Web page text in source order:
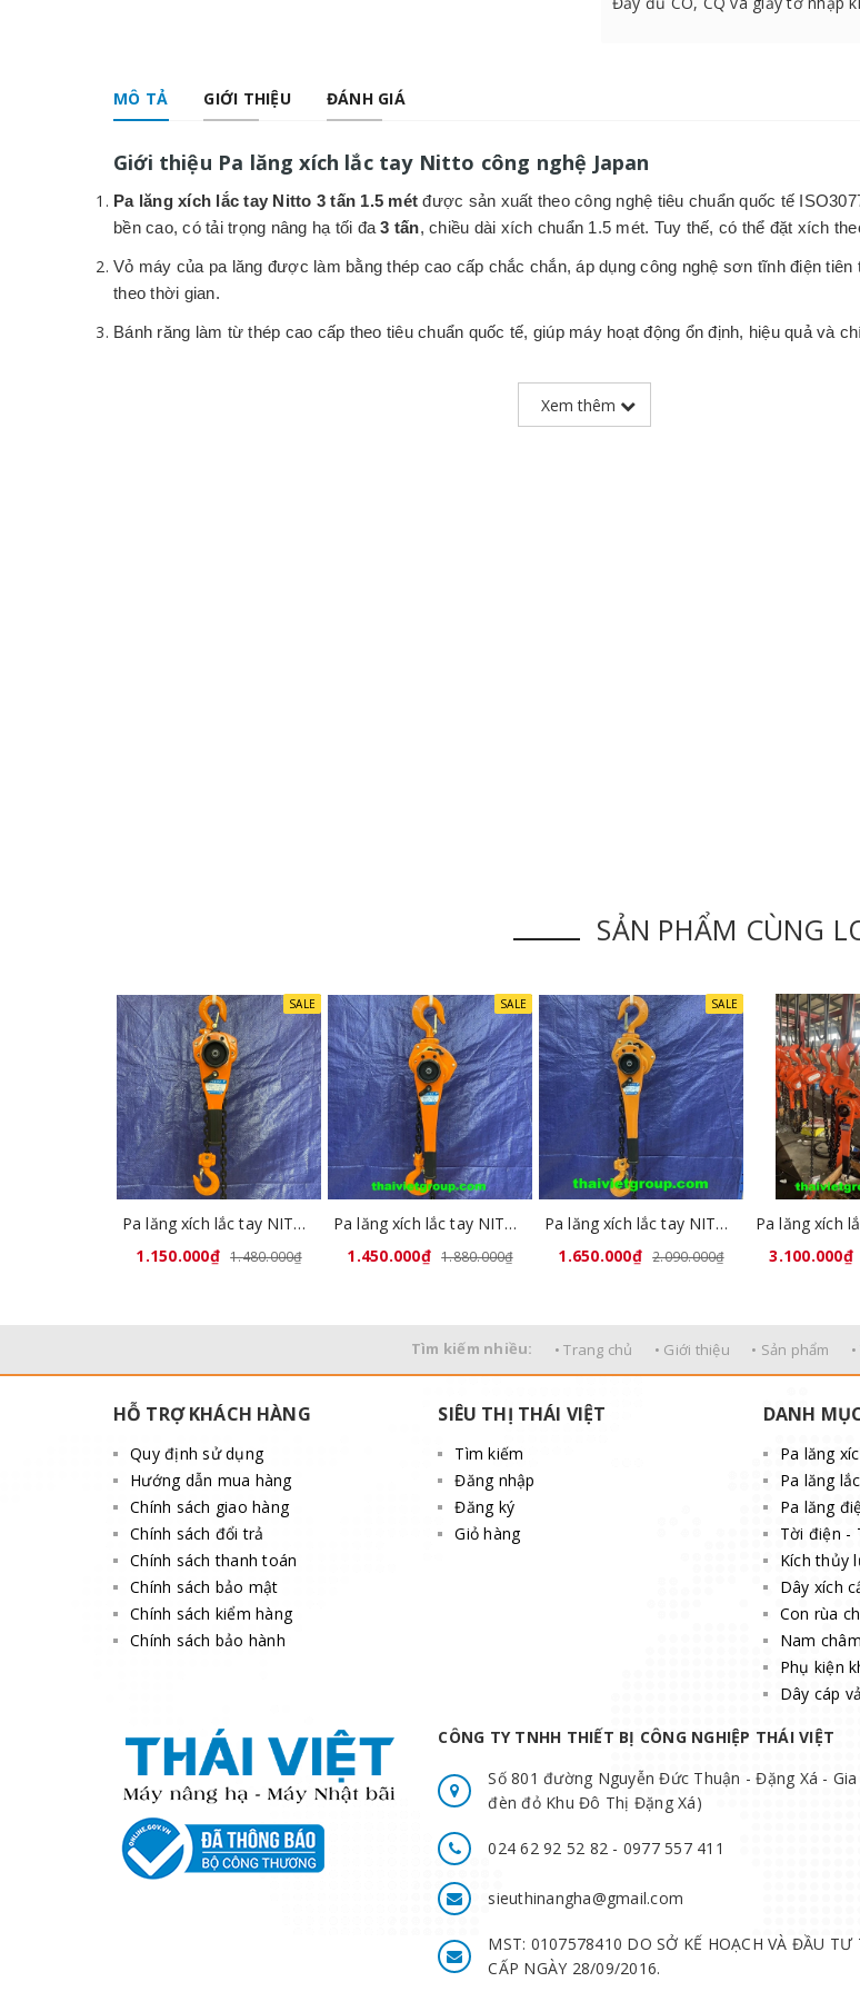
MÔ TẢ GIỚI THIỆU ĐÁNH GIÁ
Giới thiệu Pa lăng xích lắc tay Nitto công nghệ Japan
Pa lăng xích lắc tay Nitto 3 tấn 1.5 mét được sản xuất theo công nghệ tiêu chuẩn quốc tế
bền cao,có tải trọng nâng hạ tối đa3 tấn, chiều dài xích chuẩn 1.5 mét. Tuy thế, có thể đặt xích
Vỏ máy của pa lăng được làm bằng thép cao cấp chắc chắn, áp dụngcông nghệ sơn tĩnh điện tiên
theo thời gian.
Bánh răng làm từ thép cao cấp theo tiêu chuẩn quốc tế, giúp máy hoạt động ổn định, hiệu quả và
Xem thêm
SẢN PHẨM CÙNG
SALE
Pa lăng xích lắc tay NITTO 1 tấn x 1,5 mét
1.150.000₫ 1.480.000₫
SALE
Pa lăng xích lắc tay NITTO 1,5 tấn x 1,5 mét
1.450.000₫ 1.880.000₫
SALE
Pa lăng xích lắc tay NITTO 2 tấn x 1,5 mét
1.650.000₫ 2.090.000₫
3.100.000₫
Tìm kiếm nhiều: • Trang chủ • Giới thiệu • Sản phẩm
HỖ TRỢ KHÁCH HÀNG
Quy định sử dụng
Hướng dẫn mua hàng
Chính sách giao hàng
Chính sách đổi trả
Chính sách thanh toán
Chính sách bảo mật
Chính sách kiểm hàng
Chính sách bảo hành
SIÊU THỊ THÁI VIỆT
Tìm kiếm
Đăng nhập
Đăng ký
Giỏ hàng
DANH
Pa lăng
Pa lăng
Pa lăng
Tời điện -
Kích thủy
Dây xích
Con rùa
Nam
Phụ kiện
Dây cáp
CÔNG TY TNHH THIẾT BỊ CÔNG NGHIỆP THÁI VIỆT
Số 801 đường Nguyễn Đức Thuận - Đặng Xá -
đèn đỏ Khu Đô Thị Đặng Xá)
024 62 92 52 82 - 0977 557 411
sieuthinangha@gmail.com
MST: 0107578410 DO SỞ KẾ HOẠCH VÀ ĐẦU TƯ
CẤP NGÀY 28/09/2016.